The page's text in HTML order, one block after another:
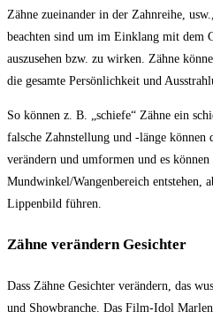
Zähne zueinander in der Zahnreihe,
beachten sind um im Einklang mit dem
auszusehen bzw. zu wirken. Zähne
die gesamte Persönlichkeit und
So können z. B. „schiefe“ Zähne ein
falsche Zahnstellung und -länge können
verändern und umformen und es
Mundwinkel/Wangenbereich entstehen,
Lippenbild führen.
Zähne verändern Gesichter
Dass Zähne Gesichter verändern, das
und Showbranche. Das Film-Idol